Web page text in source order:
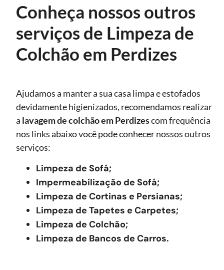
Conheça nossos outros
serviços de Limpeza de
Colchão em Perdizes
Ajudamos a manter a sua casa limpa e estofados
devidamente higienizados, recomendamos realizar
a lavagem de colchãoem Perdizescom frequência
nos links abaixo você pode conhecer nossos outros
serviços:
Limpeza de Sofá;
Impermeabilização de Sofá;
Limpeza de Cortinas e Persianas;
Limpeza de Tapetes e Carpetes;
Limpeza de Colchão;
Limpeza de Bancos de Carros.